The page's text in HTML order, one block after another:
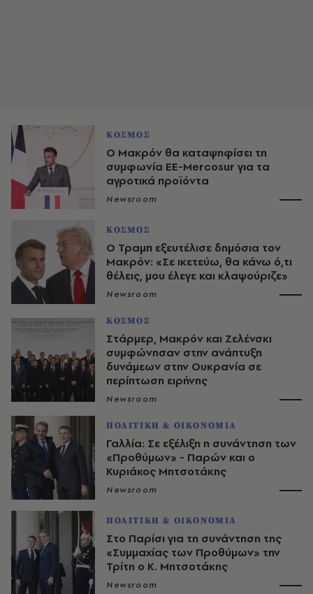
ΚΟΣΜΟΣ
Ο Μακρόν θα καταψηφίσει τη
συμφωνία ΕΕ-Mercosur για τα
αγροτικά προϊόντα
Newsroom
ΚΟΣΜΟΣ
O Τραμπ εξευτέλισε δημόσια τον
Μακρόν: «Σε ικετεύω, θα κάνω ό,τι
θέλεις, μου έλεγε και κλαψούριζε»
Newsroom
ΚΟΣΜΟΣ
Στάρμερ, Μακρόν και Ζελένσκι
συμφώνησαν στην ανάπτυξη
δυνάμεων στην Ουκρανία σε
περίπτωση ειρήνης
Newsroom
ΠΟΛΙΤΙΚΗ & ΟΙΚΟΝΟΜΙΑ
Γαλλία: Σε εξέλιξη η συνάντηση των
«Προθύμων» - Παρών και ο
Κυριάκος Μητσοτάκης
Newsroom
ΠΟΛΙΤΙΚΗ & ΟΙΚΟΝΟΜΙΑ
Στο Παρίσι για τη συνάντηση της
«Συμμαχίας των Προθύμων» την
Τρίτη ο Κ. Μητσοτάκης
Newsroom